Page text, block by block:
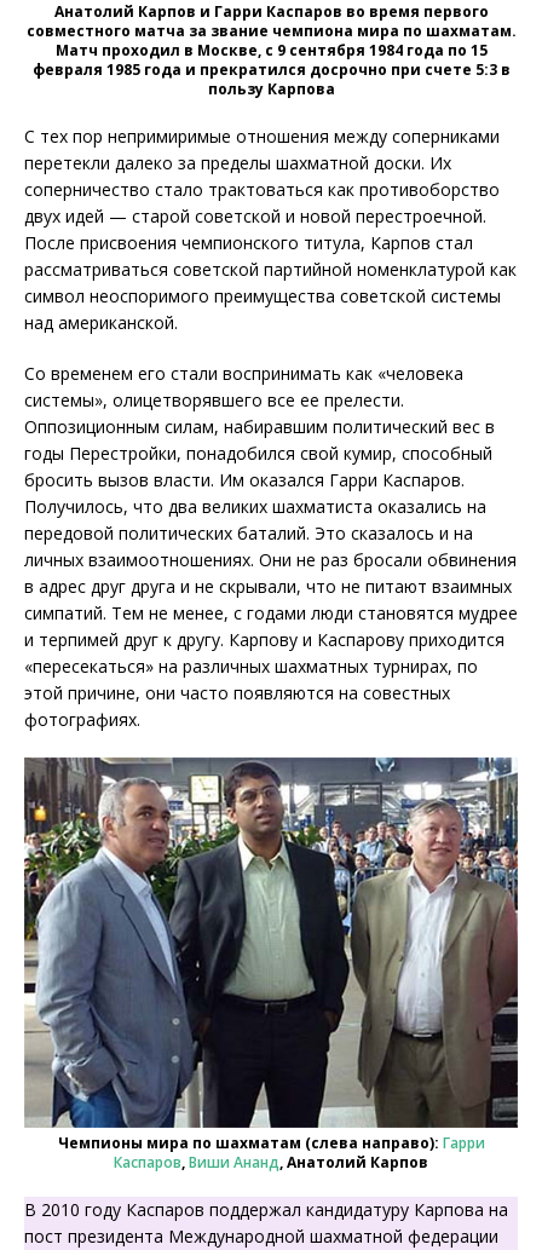
Анатолий Карпов и Гарри Каспаров во время первого
совместного матча за звание чемпиона мира по шахматам.
Матч проходил в Москве, с 9 сентября 1984 года по 15
февраля 1985 года и прекратился досрочно при счете 5:3 в
пользу Карпова
С тех пор непримиримые отношения между соперниками
перетекли далеко за пределы шахматной доски. Их
соперничество стало трактоваться как противоборство
двух идей — старой советской и новой перестроечной.
После присвоения чемпионского титула, Карпов стал
рассматриваться советской партийной номенклатурой как
символ неоспоримого преимущества советской системы
над американской.
Со временем его стали воспринимать как «человека
системы», олицетворявшего все ее прелести.
Оппозиционным силам, набиравшим политический вес в
годы Перестройки, понадобился свой кумир, способный
бросить вызов власти. Им оказался Гарри Каспаров.
Получилось, что два великих шахматиста оказались на
передовой политических баталий. Это сказалось и на
личных взаимоотношениях. Они не раз бросали обвинения
в адрес друг друга и не скрывали, что не питают взаимных
симпатий. Тем не менее, с годами люди становятся мудрее
и терпимей друг к другу. Карпову и Каспарову приходится
«пересекаться» на различных шахматных турнирах, по
этой причине, они часто появляются на совестных
фотографиях.
Чемпионы мира по шахматам (слева направо): Гарри
Каспаров,Виши Ананд, Анатолий Карпов
В 2010 году Каспаров поддержал кандидатуру Карпова на
пост президента Международной шахматной федерации